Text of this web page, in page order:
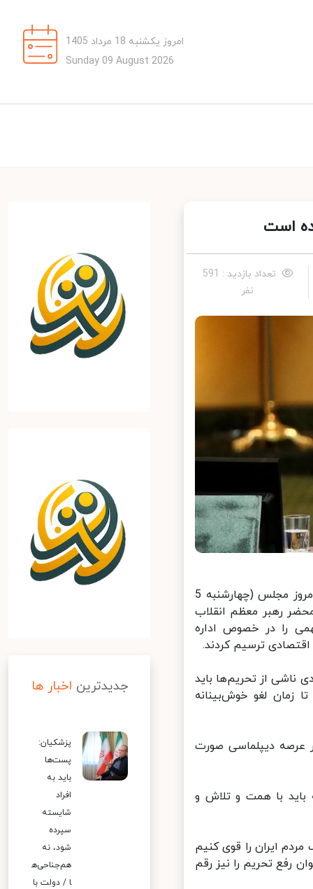
امروز یکشنبه 18 مرداد 1405
Sunday 09 August 2026
است
تعداد بازدید : 591
نفر
فارس: محمدباقر قالیباف در در نطق پیش از دستور خود در نشست علنی امروز مجلس (چهارشنبه 5
رهبر معظم انقلاب
را در خصوص اداره
ترسیم کردند.
از تحریم‌ها باید
لغو خوش‌بینانه
عرصه دیپلماسی صورت
با همت و تلاش و
ایران را قوی کنیم
رفع تحریم‌ را نیز رقم
جدیدترین اخبار ها
پزشکیان:
پست‌ها
باید به
افراد
شایسته
سپرده
شود، نه
هم‌جناحی‌ه
ا / دولت با